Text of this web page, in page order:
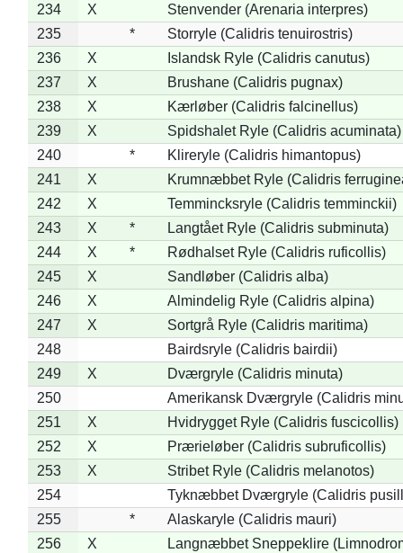
234 X
Stenvender (Arenaria interpres)
235
*
Storryle (Calidris tenuirostris)
236
X
Islandsk Ryle (Calidris canutus)
237
X
Brushane (Calidris pugnax)
238
X
Kærløber (Calidris falcinellus)
239
X
Spidshalet Ryle (Calidris acuminata)
240
*
Klireryle (Calidris himantopus)
241
X
Krumnæbbet Ryle (Calidris
242
X
Temmincksryle (Calidris temminckii)
243
X *
Langtået Ryle (Calidris subminuta)
244
X *
Rødhalset Ryle (Calidris ruficollis)
245
X
Sandløber (Calidris alba)
246
X
Almindelig Ryle (Calidris alpina)
247
X
Sortgrå Ryle (Calidris maritima)
248
Bairdsryle (Calidris bairdii)
249
X
Dværgryle (Calidris minuta)
250
Amerikansk Dværgryle (Calidris
251
X
Hvidrygget Ryle (Calidris fuscicollis)
252
X
Prærieløber (Calidris subruficollis)
253
X
Stribet Ryle (Calidris melanotos)
254
Tyknæbbet Dværgryle (Calidris
255
*
Alaskaryle (Calidris mauri)
256
X
Langnæbbet Sneppeklire